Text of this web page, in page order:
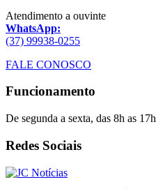
Atendimento a ouvinte
WhatsApp:
(37) 99938-0255
FALE CONOSCO
Funcionamento
De segunda a sexta, das 8h as 17h
Redes Sociais